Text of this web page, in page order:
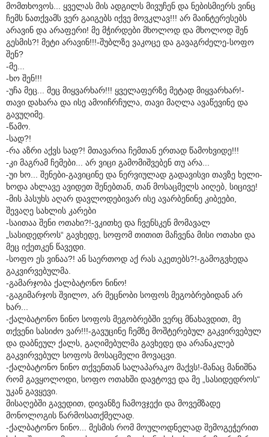
მომთხოვოს... ყველას მის ადგილს მივუჩენ და ნებისმიერს ვინც
ჩემს ნათქვამს ვერ გაიგებს იქვე მოვკლავ!!! არ მაინტერესებს
არავინ და არაფერი! მე მჭირდები მხოლოდ და მხოლოდ შენ
გესმის?! მეტი არავინ!!!-შუბლზე ვაკოცე და გავაგრძელე-სოფო
შენ?
-მე...
-ხო შენ!!!
-უჩა მეც... მეც მიყვარხარ!!! ყველაფერზე მეტად მიყვარხარ!-
თავი დახარა და ისე ამოიჩრჩულა, თავი მაღლა ავაწევინე და
გავუღიმე.
-წამო.
-სად?!
-რა აზრი აქვს სად?! მთავარია ჩემთან ერთად წამოხვიდე!!!
-კი მაგრამ ჩემები... არ ვიცი გამომიშვებენ თუ არა...
-უი ხო... შენები-გავიცინე და ნერვიულად გადავისვი თავზე ხელი-
ხოდა ახლავე ავიდეთ შენებთან, თან მოსაცმელს აიღებ, სიცივე!
-მის პასუხს აღარ დავლოდებივარ ისე ავარბენინე კიბეები,
შევაღე სახლის კარები
-საითაა შენი ოთახი?!-ვკითხე და ჩვენსკენ მომავალ
„სასიდედროს“ გავხედე, სოფომ თითით მაჩვენა მისი ოთახი და
მეც იქეთკენ წავედი.
-სოფო ეს ვინაა?! ან საერთოდ აქ რას აკეთებს?!-გამოგვხედა
გაკვირვებულმა.
-გამარჯობა ქალბატონო ნინო!
-გაგიმარჯოს შვილო, არ მეცნობი სოფოს მეგობრებიდან არ
ხარ...
-ქალბატონო ნინო სოფოს მეგობრებში ვერც მნახავდით, მე
თქვენი სასიძო ვარ!!!-გავუცინე ჩემზე მოშტერებულ გაკვირვებულ
და დაბნეულ ქალს, გაღიმებულმა გავხედე და არანაკლებ
გაკვირვებულ სოფოს მოსაცმელი მოვაცვი.
-ქალბატონო ნინო თქვენთან სალაპარაკო მაქვს!-მანაც მანიშნა
რომ გავყოლოდი, სოფო ოთახში დავტოვე და მე „სასიდედროს“
უკან გავყევი.
მისაღებში გავედით, დივანზე ჩამოვჯექი და მოვემზადე
მონოლოგის წარმოსათქმელად.
-ქალბატონო ნინო... მესმის რომ მოულოდნელად შემოგეჭერით